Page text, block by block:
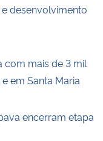
desenvolvimento
com mais de 3 mil
em Santa Maria
encerram etapa